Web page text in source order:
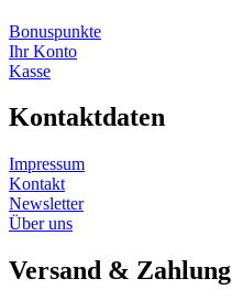
Bonuspunkte
Ihr Konto
Kasse
Kontaktdaten
Impressum
Kontakt
Newsletter
Über uns
Versand & Zahlung